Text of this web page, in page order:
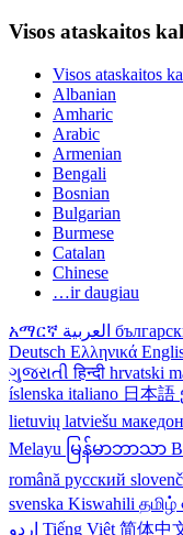
Visos ataskaitos
Visos ataskaitos
Albanian
Amharic
Arabic
Armenian
Bengali
Bosnian
Bulgarian
Burmese
Catalan
Chinese
…ir daugiau
አማርኛ
Deutsch Ελληνικά
ગુજરાતીहिन्दी hrvatski
íslenska italiano 日本語
lietuvių latviešu
Melayu မြန်မာဘာသာ
română русский
svenska Kiswahili தமிழ்
Tiếng Việt 简体中